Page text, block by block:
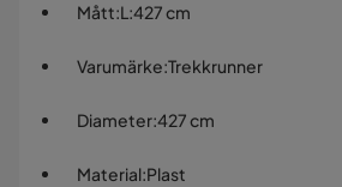
Mått:L:427 cm
Varumärke:Trekkrunner
Diameter:427 cm
Material:Plast